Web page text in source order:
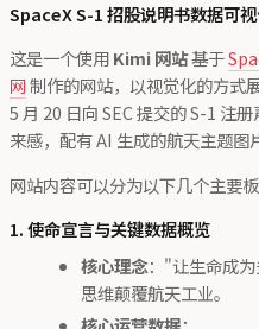
SpaceX S-1 招股说明书数据可
这是一个使用Kimi 网站基于
网制作的网站，以视觉化的方式
5 月 20 日向 SEC 提交的 S-1 注
来感，配有 AI 生成的航天主题图
网站内容可以分为以下几个主要板
1. 使命宣言与关键数据概览
核心理念："让生命成
思维颠覆航天工业。